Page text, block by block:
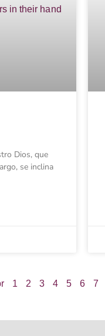
Dios, que
se inclina
1 2 3 4 5 6 7